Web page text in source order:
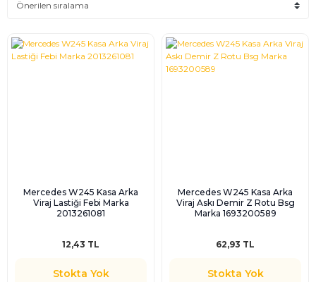
Mercedes W245 Kasa Arka
Viraj Lastiği Febi Marka
2013261081
12,43 TL
Stokta Yok
Mercedes W245 Kasa Arka
Viraj Askı Demir Z Rotu Bsg
Marka 1693200589
62,93 TL
Stokta Yok